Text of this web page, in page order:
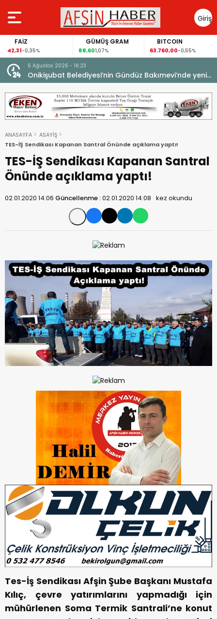
Giriş
Yap
FAİZ
42,31-0,35%
GÜMÜŞ GRAM
88,601,07%
BITCOIN
63.760,00-0,55%
yeni
6 Ağustos 2026 - 11:32
Geleneksel Ağustos Fuarı’nda Sahne Zakkum’un.
ANASAYFA
ASAYİŞ
TES-İŞ Sendikası Kapanan Santral Önünde açıklama yaptı!
TES-İŞ Sendikası Kapanan Santral
Önünde açıklama yaptı!
02.01.2020 14:06 Güncellenme :02.01.2020 14:08 kez okundu
Tes-İş Sendikası Afşin Şube Başkanı Mustafa
Kılıç, çevre yatırımlarını yapmadığı için
mühürlenen Soma Termik Santrali’ne konut